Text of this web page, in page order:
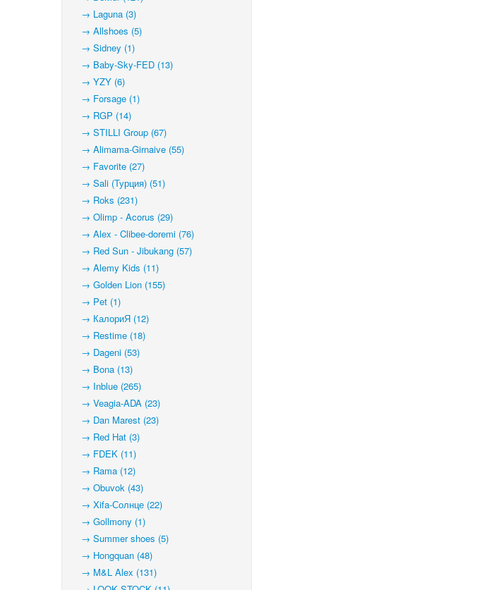
→ Laguna (3)
→ Allshoes (5)
→ Sidney (1)
→ Baby-Sky-FED (13)
→ YZY (6)
→ Forsage (1)
→ RGP (14)
→ STILLI Group (67)
→ Alimama-Girnaive (55)
→ Favorite (27)
→ Sali (Турция) (51)
→ Roks (231)
→ Olimp - Acorus (29)
→ Alex - Clibee-doremi (76)
→ Red Sun - Jibukang (57)
→ Alemy Kids (11)
→ Golden Lion (155)
→ Pet (1)
→ КалориЯ (12)
→ Restime (18)
→ Dageni (53)
→ Bona (13)
→ Inblue (265)
→ Veagia-ADA (23)
→ Dan Marest (23)
→ Red Hat (3)
→ FDEK (11)
→ Rama (12)
→ Obuvok (43)
→ Xifa-Солнце (22)
→ Gollmony (1)
→ Summer shoes (5)
→ Hongquan (48)
→ M&L Alex (131)